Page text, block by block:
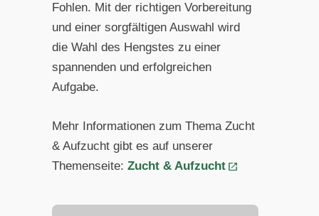
Fohlen. Mit der richtigen Vorbereitung
und einer sorgfältigen Auswahl wird
die Wahl des Hengstes zu einer
spannenden und erfolgreichen
Aufgabe.
Mehr Informationen zum Thema Zucht
& Aufzucht gibt es auf unserer
Themenseite: Zucht & Aufzucht